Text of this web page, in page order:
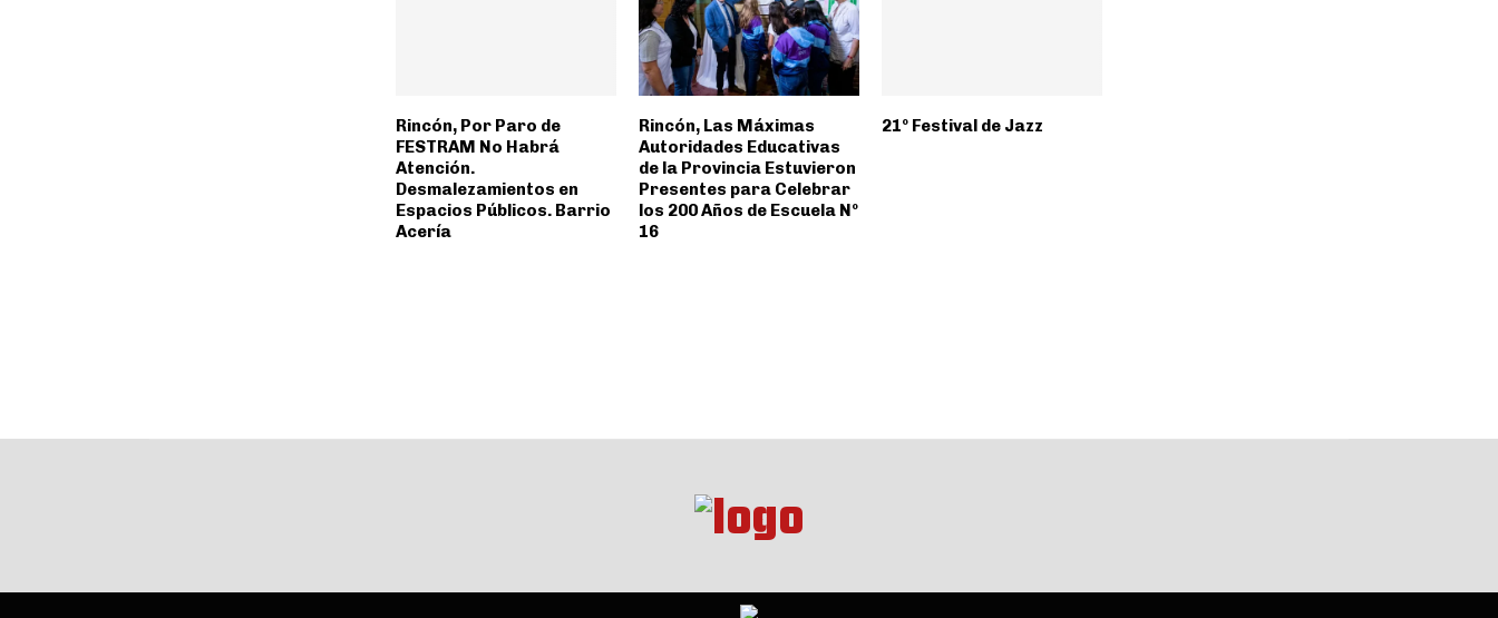
Rincón, Por Paro de
FESTRAM No Habrá
Atención.
Desmalezamientos en
Espacios Públicos. Barrio
Acería
Rincón, Las Máximas
Autoridades Educativas
de la Provincia Estuvieron
Presentes para Celebrar
los 200 Años de Escuela Nº
16
21º Festival de Jazz